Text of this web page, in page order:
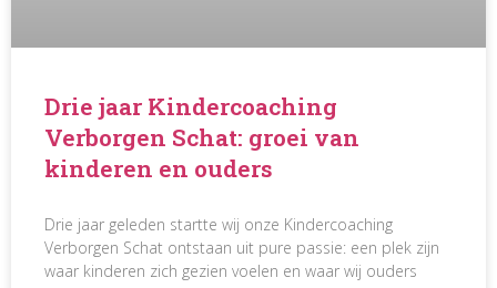
Drie jaar Kindercoaching
Verborgen Schat: groei van
kinderen en ouders
Drie jaar geleden startte wij onze Kindercoaching
Verborgen Schat ontstaan uit pure passie: een plek zijn
waar kinderen zich gezien voelen en waar wij ouders